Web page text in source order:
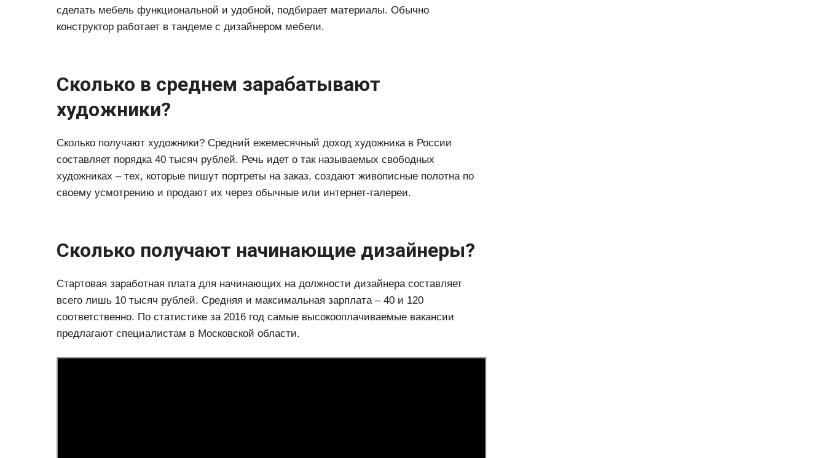
сделать мебель функциональной и удобной, подбирает материалы. Обычно
конструктор работает в тандеме с дизайнером мебели.
Сколько в среднем зарабатывают
художники?
Сколько получают художники? Средний ежемесячный доход художника в России
составляет порядка 40 тысяч рублей. Речь идет о так называемых свободных
художниках – тех, которые пишут портреты на заказ, создают живописные полотна по
своему усмотрению и продают их через обычные или интернет-галереи.
Сколько получают начинающие дизайнеры?
Стартовая заработная плата для начинающих на должности дизайнера составляет
всего лишь 10 тысяч рублей. Средняя и максимальная зарплата – 40 и 120
соответственно. По статистике за 2016 год самые высокооплачиваемые вакансии
предлагают специалистам в Московской области.